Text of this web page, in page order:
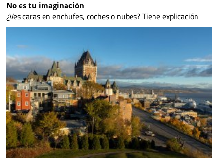
No es tu imaginación
¿Ves caras en enchufes, coches o nubes? Tiene explicación